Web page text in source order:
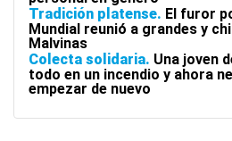
Tradición platense El furor
Mundial reunió a grandes y
Malvinas
Colecta solidaria Una joven
todo en un incendio y ahora
empezar de nuevo